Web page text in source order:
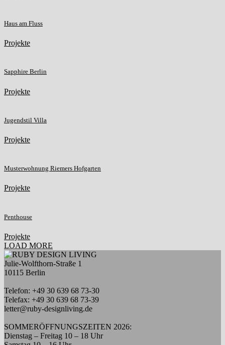
Haus am Fluss
Projekte
Sapphire Berlin
Projekte
Jugendstil Villa
Projekte
Musterwohnung Riemers Hofgarten
Projekte
Penthouse
Projekte
LOAD MORE
Julie-Wolfthorn-Straße 1
10115 Berlin
Telefon: +49 30 639 68 73-30
Telefax: +49 30 639 68 73-39
letter@ruby-designliving.de
SOMMERÖFFNUNGSZEITEN 2026:
Dienstag – Freitag 10 – 18 Uhr